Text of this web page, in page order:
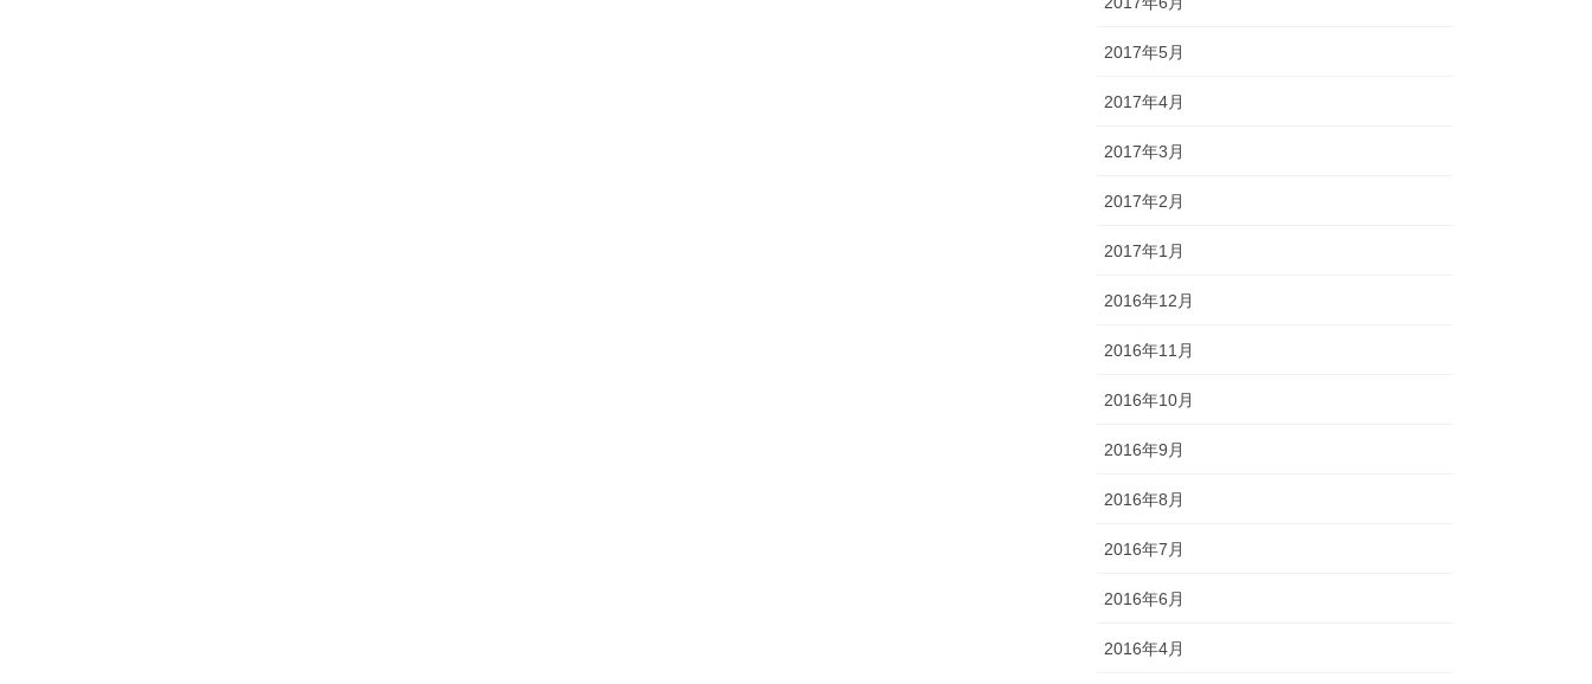
2017年5月
2017年4月
2017年3月
2017年2月
2017年1月
2016年12月
2016年11月
2016年10月
2016年9月
2016年8月
2016年7月
2016年6月
2016年4月